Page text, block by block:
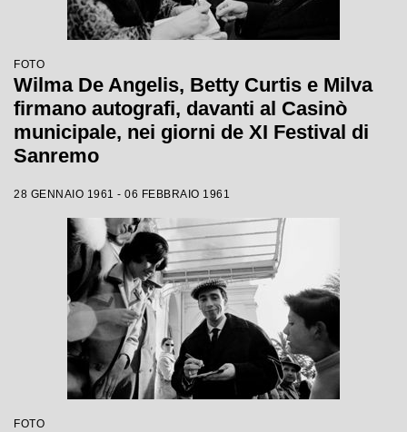
FOTO
Wilma De Angelis, Betty Curtis e Milva
firmano autografi, davanti al Casinò
municipale, nei giorni de XI Festival di
Sanremo
28 GENNAIO 1961 - 06 FEBBRAIO 1961
FOTO